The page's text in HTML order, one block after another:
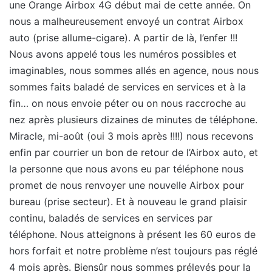
une Orange Airbox 4G début mai de cette année. On
nous a malheureusement envoyé un contrat Airbox
auto (prise allume-cigare). A partir de là, l’enfer !!!
Nous avons appelé tous les numéros possibles et
imaginables, nous sommes allés en agence, nous nous
sommes faits baladé de services en services et à la
fin… on nous envoie péter ou on nous raccroche au
nez après plusieurs dizaines de minutes de téléphone.
Miracle, mi-août (oui 3 mois après !!!!) nous recevons
enfin par courrier un bon de retour de l’Airbox auto, et
la personne que nous avons eu par téléphone nous
promet de nous renvoyer une nouvelle Airbox pour
bureau (prise secteur). Et à nouveau le grand plaisir
continu, baladés de services en services par
téléphone. Nous atteignons à présent les 60 euros de
hors forfait et notre problème n’est toujours pas réglé
4 mois après. Biensûr nous sommes prélevés pour la